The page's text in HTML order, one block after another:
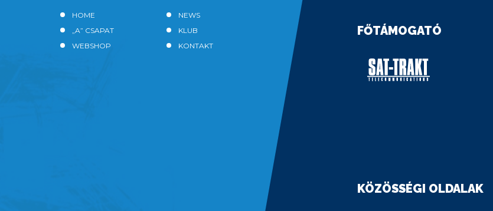
HOME
NEWS
„A” CSAPAT
KLUB
WEBSHOP
KONTAKT
FŐTÁMOGATÓ
KÖZÖSSÉGI OLDALAK